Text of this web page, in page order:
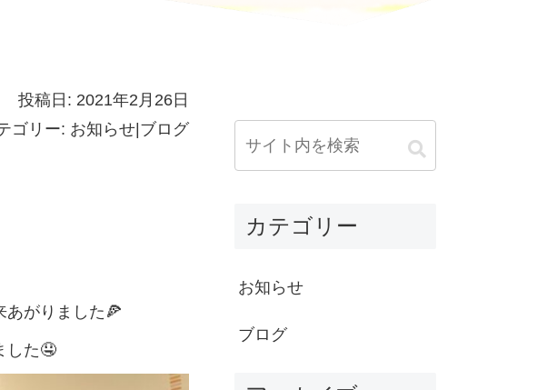
投稿日: 2021年2月26日
ゴリー: お知らせ| ブログ
あがりました🍕
した🤤
カテゴリー
お知らせ
ブログ